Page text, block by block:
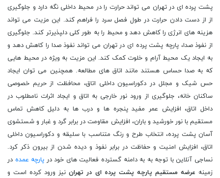
پشت پرده ای در تهران می تواند حرارت را در محیط داخلی نگه دارد و جلوگیری
از از دست دادن حرارت در طول فصل سرد را فراهم کند. این مزیت می تواند
هزینه های انرژی را کاهش دهد و محیط را به طور کلی دلپذیرتر کند. جلوگیری
از نفوذ صدا، پارچه پشت پرده ای در تهران می تواند نفوذ صدا را کاهش دهد و
به ایجاد یک محیط آرام و خلوت کمک کند. این مزیت به ویژه در محیط هایی
که به صدا حساس هستند مانند اتاق های مطالعه. همچنین می توان ایجاد
حس شیک و مجلل در دکوراسیون داخلی اتاق، محافظت از حریم خصوصی
ساکنان خانه، جلوگیری از ورود نور خارجی به اتاق و ایجاد اثرات نامطلوب در
داخل اتاق، افزایش عمر مفید پنجره ها و درب ها به دلیل کاهش تماس
مستقیم با نور خورشید و باران، افزایش مقاومت در برابر گرد و غبار و شستشوی
آسان پشت پرده، انتخاب طرح و رنگ متناسب با سلیقه و دکوراسیون داخلی
اتاق، افزایش امنیت و حفاظت در برابر نفوذ و دیده شدن از بیرون ذکر کرد.
نساجی آنلاین با توجه به به دامنه گسترده فعالیت های خود در پارچه عمده در
زمینه عرضه مستقیم پارچه پشت پرده ای در تهراننیز ورود کرده است و